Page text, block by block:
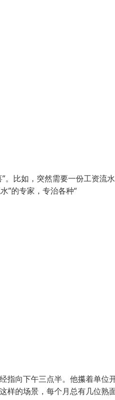
。比如，突然需要一份工资流
”的专家，专治各种“
指向下午三点半。他攥着单位
样的场景，每个月总有几位熟